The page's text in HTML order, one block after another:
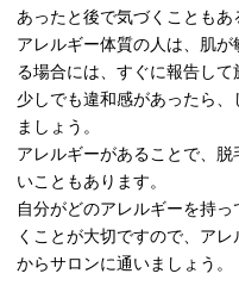
あったと後で気づくこともあ
アレルギー体質の人は、肌
る場合には、すぐに報告して
少しでも違和感があったら
ましょう。
アレルギーがあることで、
いこともあります。
自分がどのアレルギーを持
くことが大切ですので、ア
からサロンに通いましょう。